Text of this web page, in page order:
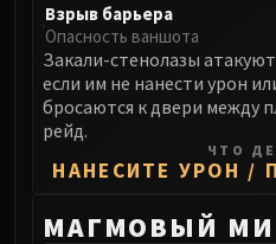
Взрыв барьера
Опасность ваншота
Закали-стенолазы
если им не нанести урон
бросаются к двери между
рейд.
ЧТО
НАНЕСИТЕ УРОН /
МАГМОВЫЙ